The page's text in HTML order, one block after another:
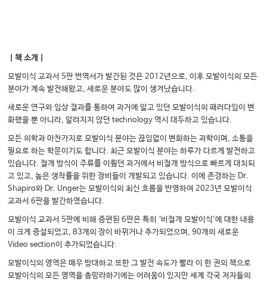
｜책 소개｜
모발이식 교과서 5판 번역서가 발간된 것은 2012년으로, 이후 모발이식의 모든
분야가 계속 발전해왔고, 새로운 분야도 많이 생겨났습니다.
새로운 연구와 임상 결과를 통하여 과거에 알고 있던 모발이식의 패러다임이 변
화했을 뿐 아니라, 알려지지 않던 technology 역시 대두하고 있습니다.
모든 의학과 마찬가지로 모발이식 분야는 끊임없이 변화하는 과학이며, 소통을
필요로 하는 학문이기도 합니다. 최근 모발이식 분야는 하루가 다르게 발전하고
있습니다. 절개 방식이 주류를 이뤘던 과거에서 비절개 방식으로 빠르게 대치되
고 있고, 높은 생착률을 위한 장비들이 개발되고 있습니다. 이에 존경하는 Dr.
Shapiro와 Dr. Unger는 모발이식의 최신 흐름을 반영하여 2023년 모발이식
교과서 6판을 발간하였습니다.
모발이식 교과서 5판에 비해 증편된 6판은 특히 ‘비절개 모발이식’에 대한 내용
이 크게 증설되었고, 83개의 장이 바뀌거나 추가되었으며, 90개의 새로운
Video section이 추가되었습니다.
모발이식의 영역은 매우 방대하고 또한 그 발전 속도가 빨라 이 한 권의 책으로
모발이식의 모든 영역을 총망라하기에는 어려움이 있지만 세계 각국 저자들의